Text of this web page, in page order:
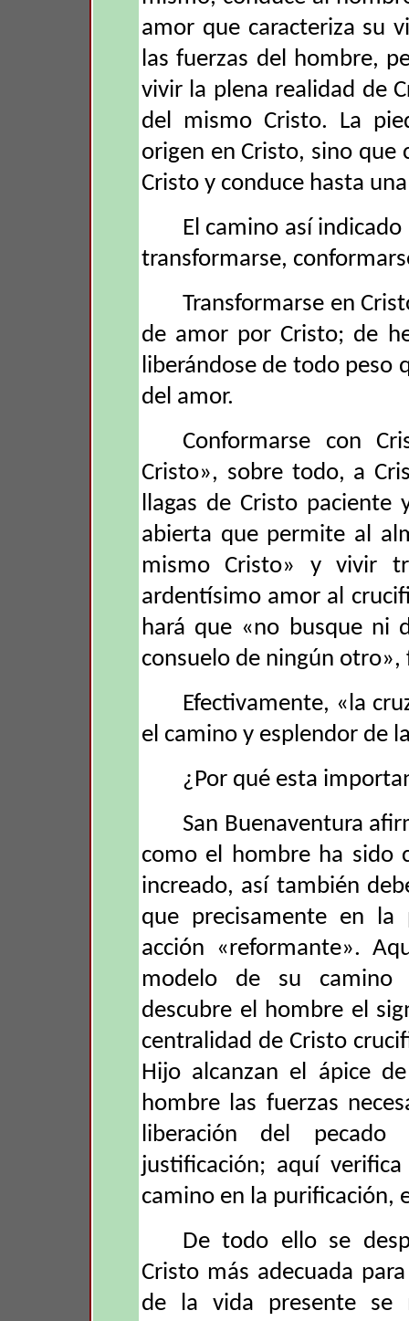
amor que caracteriza su
las fuerzas del hombre,
vivir la plena realidad de
del mismo Cristo. La
origen en Cristo, sino que
Cristo y conduce hasta
El camino así
transformarse,
Transformarse en
de amor por Cristo; de
liberándose de todo peso
del amor.
Conformarse con
Cristo», sobre todo, a
llagas de Cristo paciente
abierta que permite al
mismo Cristo» y vivir
ardentísimo amor al
hará que «no busque ni
consuelo de ningún
Efectivamente, «la
el camino y esplendor de
¿Por qué esta
San Buenaventura
como el hombre ha sido
increado, así también
que precisamente en
acción «reformante».
modelo de su camino
descubre el hombre el
centralidad de Cristo
Hijo alcanzan el ápice
hombre las fuerzas
liberación del
justificación; aquí
camino en la purificación,
De todo ello se
Cristo más adecuada
de la vida presente